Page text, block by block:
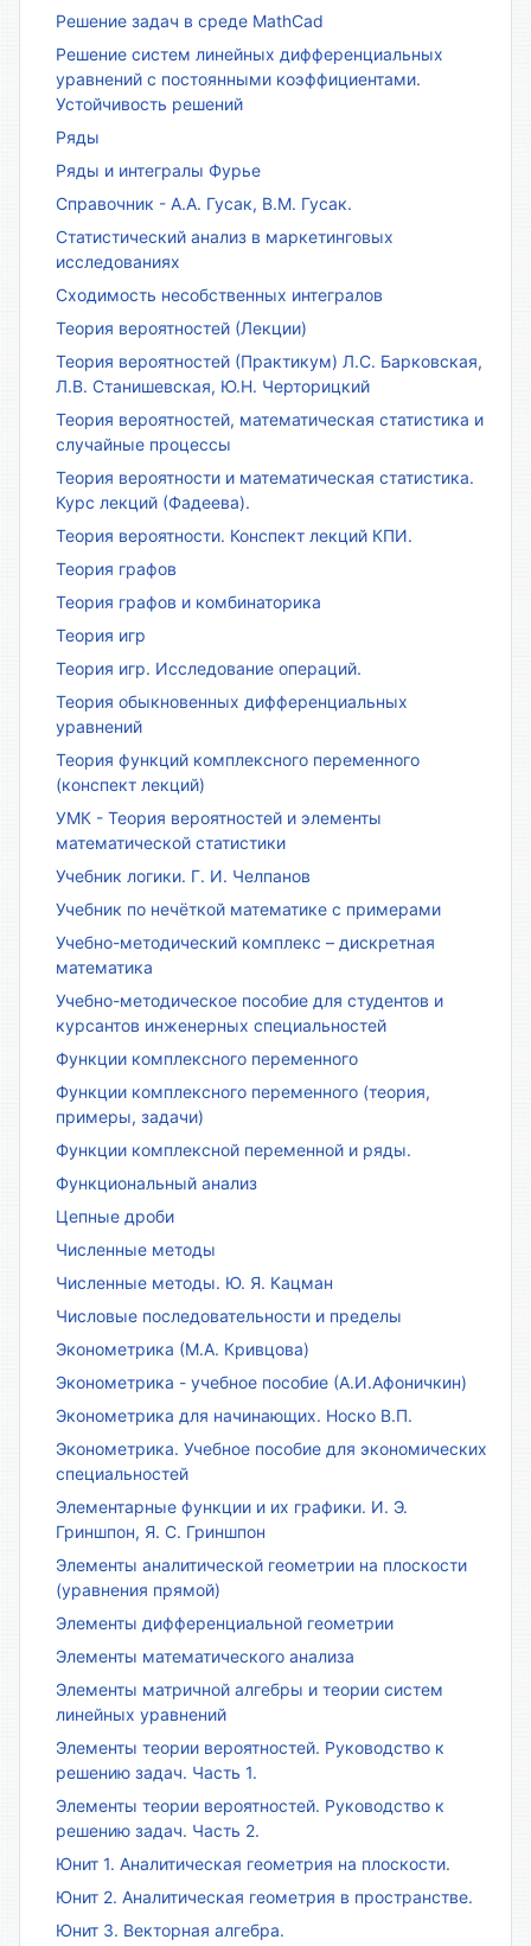
Решение задач в среде MathCad
Решение систем линейных дифференциальных
уравнений с постоянными коэффициентами.
Устойчивость решений
Ряды
Ряды и интегралы Фурье
Справочник - А.А. Гусак, В.М. Гусак.
Статистический анализ в маркетинговых
исследованиях
Сходимость несобственных интегралов
Теория вероятностей (Лекции)
Теория вероятностей (Практикум) Л.С. Барковская,
Л.В. Станишевская, Ю.Н. Черторицкий
Теория вероятностей, математическая статистика и
случайные процессы
Теория вероятности и математическая статистика.
Курс лекций (Фадеева).
Теория вероятности. Конспект лекций КПИ.
Теория графов
Теория графов и комбинаторика
Теория игр
Теория игр. Исследование операций.
Теория обыкновенных дифференциальных
уравнений
Теория функций комплексного переменного
(конспект лекций)
УМК - Теория вероятностей и элементы
математической статистики
Учебник логики. Г. И. Челпанов
Учебник по нечёткой математике с примерами
Учебно-методический комплекс – дискретная
математика
Учебно-методическое пособие для студентов и
курсантов инженерных специальностей
Функции комплексного переменного
Функции комплексного переменного (теория,
примеры, задачи)
Функции комплексной переменной и ряды.
Функциональный анализ
Цепные дроби
Численные методы
Численные методы. Ю. Я. Кацман
Числовые последовательности и пределы
Эконометрика (М.А. Кривцова)
Эконометрика - учебное пособие (А.И.Афоничкин)
Эконометрика для начинающих. Носко В.П.
Эконометрика. Учебное пособие для экономических
специальностей
Элементарные функции и их графики. И. Э.
Гриншпон, Я. С. Гриншпон
Элементы аналитической геометрии на плоскости
(уравнения прямой)
Элементы дифференциальной геометрии
Элементы математического анализа
Элементы матричной алгебры и теории систем
линейных уравнений
Элементы теории вероятностей. Руководство к
решению задач. Часть 1.
Элементы теории вероятностей. Руководство к
решению задач. Часть 2.
Юнит 1. Аналитическая геометрия на плоскости.
Юнит 2. Аналитическая геометрия в пространстве.
Юнит 3. Векторная алгебра.